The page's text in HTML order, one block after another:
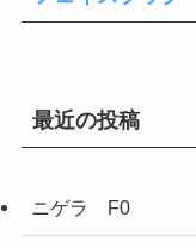
最近の投稿
ニゲラ F0